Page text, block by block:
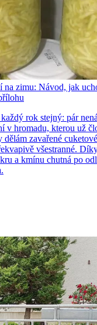
na zimu: Návod, jak
rok stejný: pár
v hromadu, kterou už
dělám zavařené
všestranné.
a kmínu chutná po